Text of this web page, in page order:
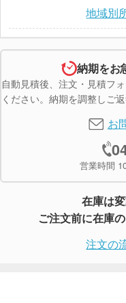
地域別
納期をお
自動見積後、注文・見積フ
ください。納期を調整しご返
お
営業時間
在庫は
ご注文前に在庫
注文の